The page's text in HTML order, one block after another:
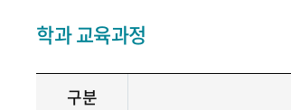
학과 교육과정
구분